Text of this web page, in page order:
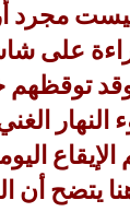
مجرد
على
الإيقاع
هنا يتضح